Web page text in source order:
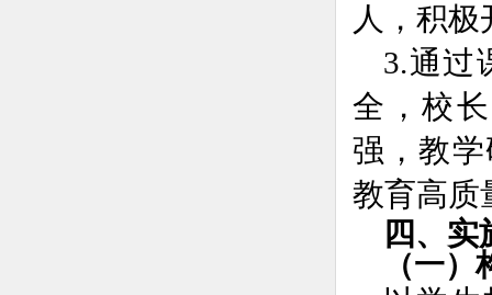
人，积
3.通过
全，校
强，教学
教育高质
四、实
（一）